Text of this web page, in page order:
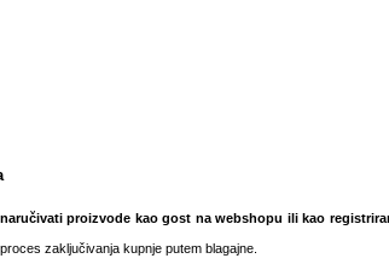
proizvode kao gost na webshopu ili kao
zaključivanja kupnje putem blagajne.